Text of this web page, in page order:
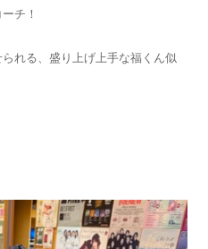
チ！
れる、盛り上げ上手な福くん似